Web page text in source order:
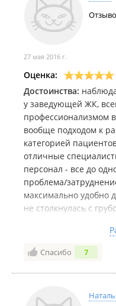
27 мая 2016 г.
Оценка:
Достоинства:
у заведующей ЖК,
профессионализмом
вообще подходом к
категорией
отличные
персонал - все до
проблема/
максимально удобно
не столкнулась с
себе отношением.
всем рекомендую.
как, например,
недостатком не
идёт о ведении
Спасибо 7